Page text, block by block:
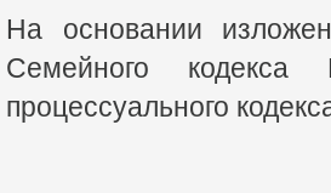
На основании
Семейного
процессуального